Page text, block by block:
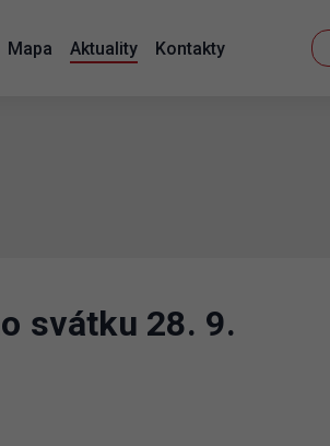
Mapa Aktuality Kontakty
svátku 28. 9.